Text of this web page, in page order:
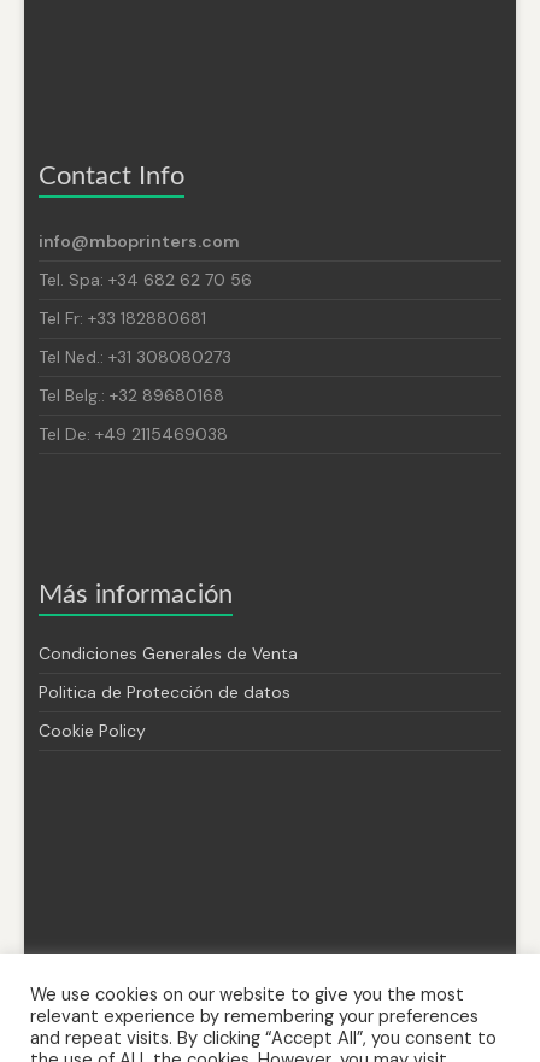
Contact Info
info@mboprinters.com
Tel. Spa: +34 682 62 70 56
Tel Fr: +33 182880681
Tel Ned.: +31 308080273
Tel Belg.: +32 89680168
Tel De: +49 2115469038
Más información
Condiciones Generales de Venta
Politica de Protección de datos
Cookie Policy
We use cookies on our website to give you the most
relevant experience by remembering your preferences
and repeat visits. By clicking “Accept All”, you consent to